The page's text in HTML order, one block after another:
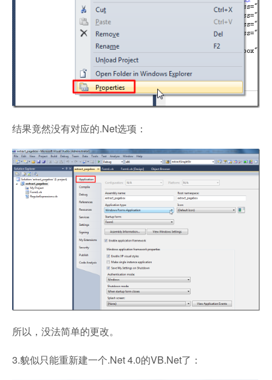
结果竟然没有对应的.Net选项：
所以，没法简单的更改。
3.貌似只能重新建一个.Net 4.0的VB.Net了：